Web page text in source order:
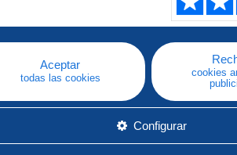
Aceptar
todas las cookies
cookies
Configurar